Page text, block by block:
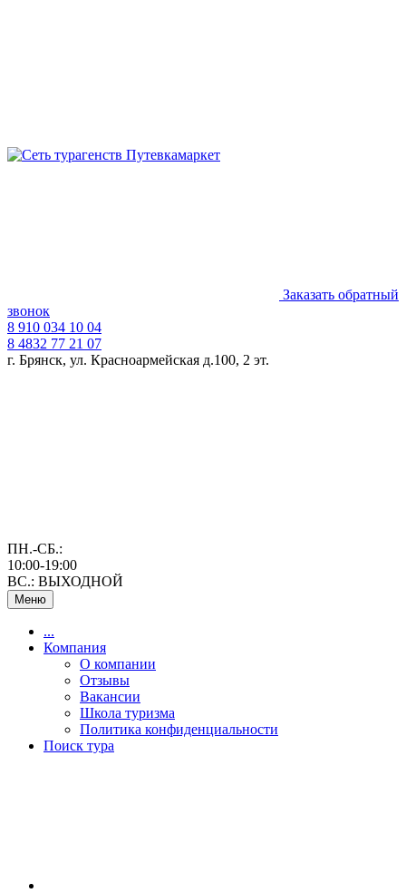
Заказать обратный
звонок
8 910 034 10 04
8 4832 77 21 07
г. Брянск, ул. Красноармейская д.100, 2 эт.
ПН.-СБ.:
10:00-19:00
ВС.: ВЫХОДНОЙ
Меню
...
Компания
О компании
Отзывы
Вакансии
Школа туризма
Политика конфиденциальности
Поиск тура